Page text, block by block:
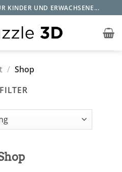
KINDER UND ERWACHSENE...
/ Shop
FILTER